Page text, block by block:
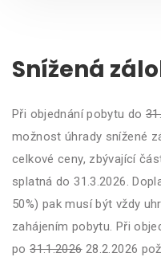
Snížená
Při objednání pobytu do
možnost úhrady snížené
celkové ceny, zbývající
splatná do 31.3.2026.
50%) pak musí být vždy
zahájením pobytu. Při
po31.1.202628.2.2026